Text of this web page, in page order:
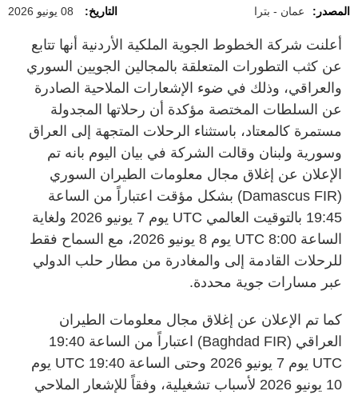
المصدر: عمان - بترا التاريخ: 08 يونيو 2026
أعلنت شركة الخطوط الجوية الملكية الأردنية أنها تتابع
عن كثب التطورات المتعلقة بالمجالين الجويين السوري
والعراقي، وذلك في ضوء الإشعارات الملاحية الصادرة
عن السلطات المختصة مؤكدة أن رحلاتها المجدولة
مستمرة كالمعتاد، باستثناء الرحلات المتجهة إلى العراق
وسورية ولبنان وقالت الشركة في بيان اليوم بانه تم
الإعلان عن إغلاق مجال معلومات الطيران السوري
(
Damascus FIR) بشكل مؤقت اعتباراً من الساعة
19:45 بالتوقيت العالمي
UTC
يوم 7 يونيو 2026 ولغاية
الساعة 8:00
UTC
يوم 8 يونيو 2026، مع السماح فقط
للرحلات القادمة إلى والمغادرة من مطار حلب الدولي
عبر مسارات جوية محددة.
كما تم الإعلان عن إغلاق مجال معلومات الطيران
العراقي (Baghdad FIR) اعتباراً من الساعة 19:40
UTC يوم 7 يونيو 2026 وحتى الساعة 19:40 UTC يوم
10 يونيو 2026 لأسباب تشغيلية، وفقاً للإشعار الملاحي